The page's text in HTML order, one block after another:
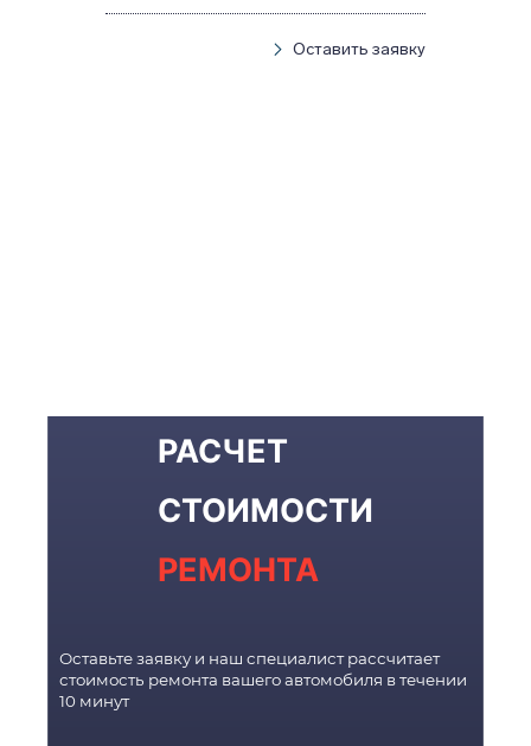
Оставить заявку
РАСЧЕТ
СТОИМОСТИ
РЕМОНТА
Оставьте заявку и наш специалист рассчитает
стоимость ремонта вашего автомобиля в течении
10 минут